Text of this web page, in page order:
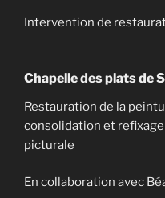
Intervention de
Chapelle des plats de
Restauration de la
consolidation et
picturale
En collaboration avec